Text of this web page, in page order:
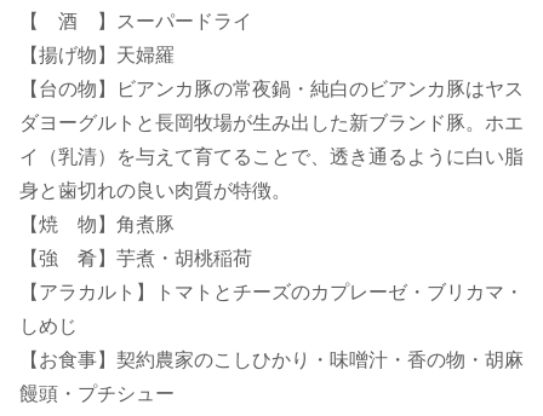
【 酒 】スーパードライ
【揚げ物】天婦羅
【台の物】ビアンカ豚の常夜鍋・純白のビアンカ豚はヤス
ダヨーグルトと長岡牧場が生み出した新ブランド豚。ホエ
イ（乳清）を与えて育てることで、透き通るように白い脂
身と歯切れの良い肉質が特徴。
【焼 物】角煮豚
【強 肴】芋煮・胡桃稲荷
【アラカルト】トマトとチーズのカプレーゼ・ブリカマ・
しめじ
【お食事】契約農家のこしひかり・味噌汁・香の物・胡麻
饅頭・プチシュー